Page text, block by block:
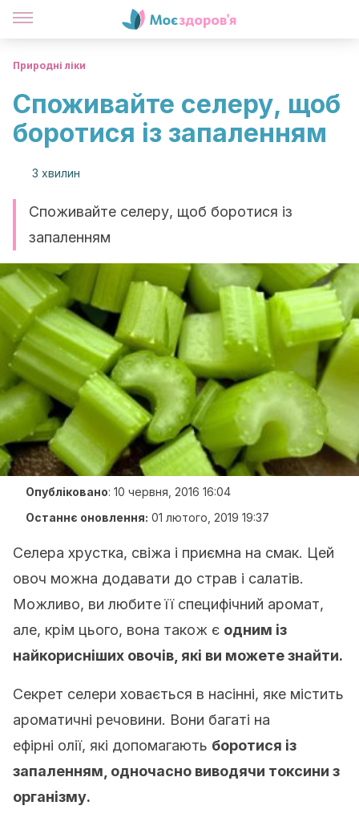
Природні ліки
Споживайте селеру, щоб
боротися із запаленням
3 хвилин
Споживайте селеру, щоб боротися із
запаленням
Опубліковано: 10 червня, 2016 16:04
Останнє оновлення: 01 лютого, 2019 19:37
Селера хрустка, свіжа і приємна на смак. Цей
овоч можна додавати до страв і салатів.
Можливо, ви любите її специфічний аромат,
але, крім цього, вона також є одним із
найкорисніших овочів, які ви можете знайти.
Секрет селери ховається в насінні, яке містить
ароматичні речовини. Вони багаті на
ефірні олії, які допомагають боротися із
запаленням, одночасно виводячи токсини з
організму.